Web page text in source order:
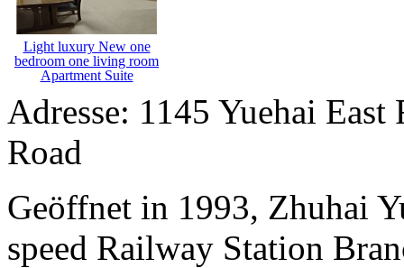
Light luxury New one
bedroom one living room
Apartment Suite
Adresse: 1145 Yuehai
Road
Geöffnet in 1993, Zhuhai
speed Railway Station